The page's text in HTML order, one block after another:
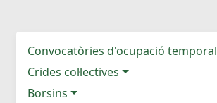
Convocatòries d'ocupació temporal
Crides col·lectives
Borsins